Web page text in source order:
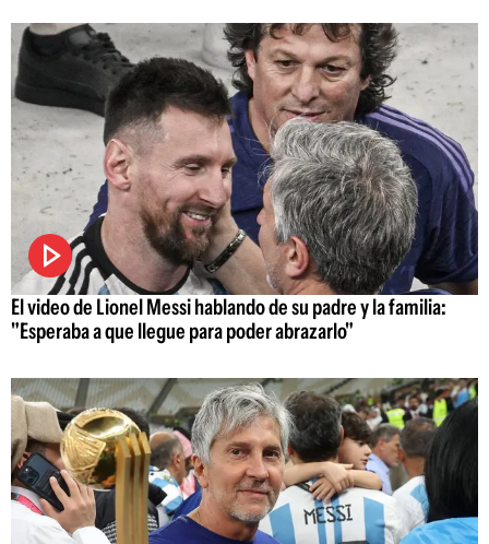
El video de Lionel Messi hablando de su padre y la familia:
"Esperaba a que llegue para poder abrazarlo"